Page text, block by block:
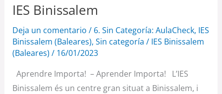
IES Binissalem
Deja un comentario / 6. Sin Categoría: AulaCheck, IES
Binissalem (Baleares), Sin categoría / IES Binissalem
(Baleares) / 16/01/2023
Aprendre Importa! – Aprender Importa! L’IES
Binissalem és un centre gran situat a Binissalem, i
IES